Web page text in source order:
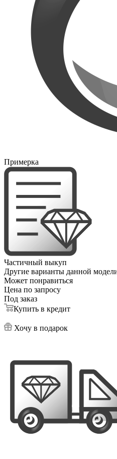
Примерка
Частичный выкуп
Другие варианты данной
Может понравиться
Цена по запросу
Под заказ
Купить в кредит
Хочу в подарок